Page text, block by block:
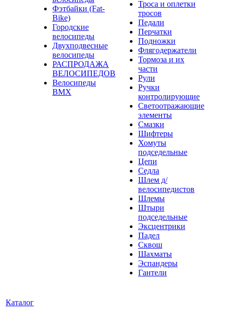
Фэтбайки (Fat-
Bike)
Городские
велосипеды
Двухподвесные
велосипеды
РАСПРОДАЖА
ВЕЛОСИПЕДОВ
Велосипеды
BMX
Троса и оплетки
тросов
Педали
Перчатки
Подножки
Флягодержатели
Тормоза и их
части
Рули
Ручки
контролирующие
Светоотражающие
элементы
Смазки
Шифтеры
Хомуты
подседельные
Цепи
Седла
Шлем д/
велосипедистов
Шлемы
Штыри
подседельные
Эксцентрики
Падел
Сквош
Шахматы
Эспандеры
Гантели
Каталог